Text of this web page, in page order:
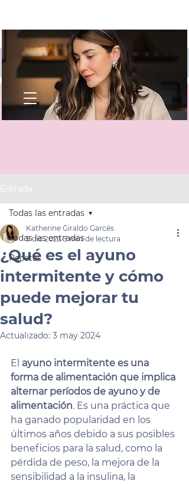
Entrada
Todas las entradas
Recetas
Todas las entradas
¿Qué es el ayuno
intermitente y cómo
puede mejorar tu
salud?
Katherine Giraldo Garcés
5 dic 2023 3 min de lectura
Actualizado: 3 may 2024
El ayuno intermitente es una
forma de alimentación que implica
alternar períodos de ayuno y de
alimentación. Es una práctica que
ha ganado popularidad en los
últimos años debido a sus posibles
beneficios para la salud, como la
pérdida de peso, la mejora de la
sensibilidad a la insulina, la